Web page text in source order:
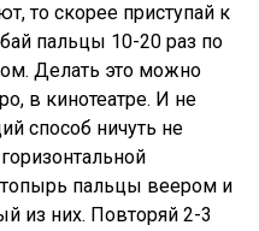
то скорее приступай к
пальцы 10-20 раз по
Делать это можно
в кинотеатре. И не
способ ничуть не
пальцы веером и
из них. Повторяй 2-3